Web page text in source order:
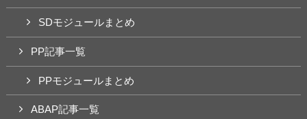
SDモジュールまとめ
PP記事一覧
PPモジュールまとめ
ABAP記事一覧